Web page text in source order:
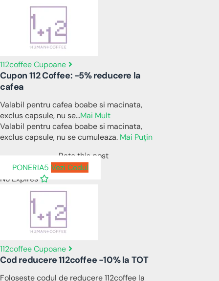
112coffee Cupoane
Cupon 112 Coffee: -5% reducere la
cafea
Valabil pentru cafea boabe si macinata,
exclus capsule, nu se...Mai Mult
Valabil pentru cafea boabe si macinata,
exclus capsule, nu se cumuleaza. Mai Puțin
Rate this post
PONERIA5 Vezi Codul
No Expires
112coffee Cupoane
Cod reducere 112coffee -10% la TOT
Folosește codul de reducere 112coffee la